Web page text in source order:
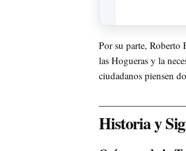
Por su parte, Roberto
las Hogueras y la
ciudadanos piensen
Historia y